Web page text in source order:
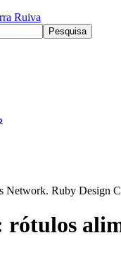
Ruby Design
rótulos